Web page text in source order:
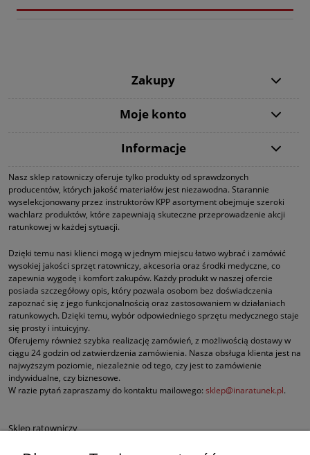
Zakupy
Moje konto
Informacje
Nasz sklep ratowniczy oferuje tylko produkty od sprawdzonych
producentów, których jakość materiałów jest niezawodna. Starannie
wyselekcjonowany przez instruktorów KPP asortyment obejmuje szeroki
wachlarz produktów, które zapewniają skuteczne przeprowadzenie akcji
ratunkowej w każdej sytuacji.
Dzięki temu nasi klienci mogą w jednym miejscu łatwo wybrać i zamówić
wysokiej jakości sprzęt ratowniczy, akcesoria oraz środki medyczne, co
zapewnia wygodę i komfort zakupów. Każdy produkt w naszej ofercie
posiada szczegółowy opis, który pozwala osobom bez doświadczenia
zapoznać się z jego funkcjonalnością oraz zastosowaniem w działaniach
ratunkowych. Dzięki temu, wybór odpowiedniego sprzętu medycznego staje
się prosty i intuicyjny.
Oferujemy również szybka realizację zamówień, z możliwością dostawy w
ciągu 24 godzin od zatwierdzenia zamówienia. Nasza obsługa klienta jest na
najwyższym poziomie, niezależnie od tego, czy jest to zamówienie
indywidualne, czy biznesowe.
W razie pytań zapraszamy do kontaktu mailowego: sklep@inaratunek.pl.
Sklep ratowniczy